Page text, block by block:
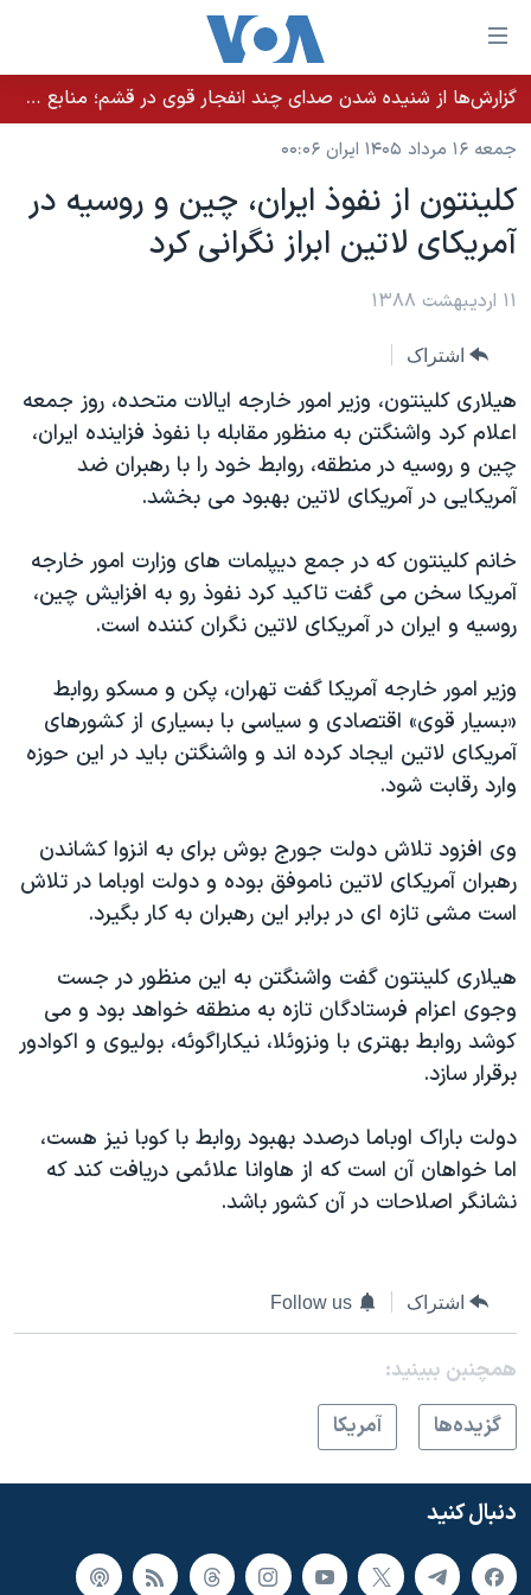
لینکهای
قابل
دسترسی
جهش
محتوای
اصلی
جهش
اصلی
جهش
به
جستجو
خانه
نسخه سبک وب‌سایت
موضوع ها
ایران
آمریکا
گزیده‌ها
ویژه برنامه‌ها
ویدیوها
فرهنگ و زندگی
حقوق شهروندی
اقتصادی
علم و فناوری
اسرائیل در جنگ
گالری عکس
برنامه های تلویزیونی
جدول برنامه ها
صفحه‌های ویژه
عملیات خشم حماسی
۲۵۰سالگی آمریکا
بایگانی برنامه‌های تلویزیونی
مستندها
انتخابات ریاست جمهوری آمریکا ۲۰۲۴
حمله جمهوری اسلامی به اسرائیل
رمز مهسا
ورزش زنان در ایران
اعتراضات زن، زندگی، آزادی
تریبونال مردمی آبان ۹۸
دادگاه حمید نوری
قانون شفافیت دارائی کادر رهبری ایران
اعتراضات مردمی آبان ۹۸
اسرائیل در جنگ
همایش محافظه‌کاران آمریکا «سی‌پک»
صفحه‌های ویژه
پخش رادیویی
یادگیری زبان انگلیسی
دنبال کنید
زبانهای مختلف
گزارش‌ها از شنیده شدن صدای چند انفجار قوی در قشم؛ منابع حکومتی می‌گویند درگیری در تنگه هرمز بود
جمعه ۱۶ مرداد ۱۴۰۵ ایران ۰۰:۰۶
کلینتون از نفوذ ایران، چین و روسیه در
آمریکای لاتین ابراز نگرانی کرد
۱۱ اردیبهشت ۱۳۸۸
اشتراک
هیلاری کلینتون، وزیر امور خارجه ایالات متحده، روز جمعه
اعلام کرد واشنگتن به منظور مقابله با نفوذ فزاینده ایران،
چین و روسیه در منطقه، روابط خود را با رهبران ضد
آمریکایی در آمریکای لاتین بهبود می بخشد.
خانم کلینتون که در جمع دیپلمات های وزارت امور خارجه
آمریکا سخن می گفت تاکید کرد نفوذ رو به افزایش چین،
روسیه و ایران در آمریکای لاتین نگران کننده است.
وزیر امور خارجه آمریکا گفت تهران، پکن و مسکو روابط
«بسیار قوی» اقتصادی و سیاسی با بسیاری از کشورهای
آمریکای لاتین ایجاد کرده اند و واشنگتن باید در این حوزه
وارد رقابت شود.
وی افزود تلاش دولت جورج بوش برای به انزوا کشاندن
رهبران آمریکای لاتین ناموفق بوده و دولت اوباما در تلاش
است مشی تازه ای در برابر این رهبران به کار بگیرد.
هیلاری کلینتون گفت واشنگتن به این منظور در جست
وجوی اعزام فرستادگان تازه به منطقه خواهد بود و می
کوشد روابط بهتری با ونزوئلا، نیکاراگوئه، بولیوی و اکوادور
برقرار سازد.
دولت باراک اوباما درصدد بهبود روابط با کوبا نیز هست،
اما خواهان آن است که از هاوانا علائمی دریافت کند که
نشانگر اصلاحات در آن کشور باشد.
اشتراک Follow us
همچنبن ببینید:
گزيده‌ها
آمريکا
دنبال کنید